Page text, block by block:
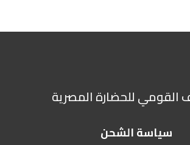
القومي للحضارة المصرية
سياسة الشحن